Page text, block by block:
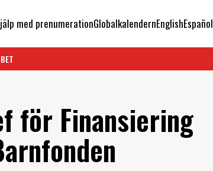
med prenumerationGlobalkalendernEnglishEspañol
för Finansiering